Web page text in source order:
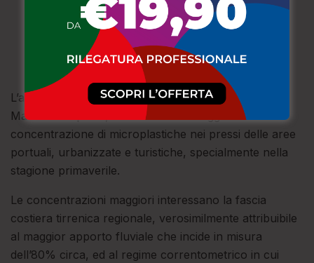
L’analisi dei dati 2024, svolta dal Centro di Strategia
Marina di Arpacal, conferma una maggiore
concentrazione di microplastiche nei pressi delle aree
portuali, urbanizzate e turistiche, specialmente nella
stagione primaverile.
Le concentrazioni maggiori interessano la fascia
costiera tirrenica regionale, verosimilmente attribuibile
al maggior apporto fluviale che incide in misura
dell’80% circa, ed al regime correntometrico in cui